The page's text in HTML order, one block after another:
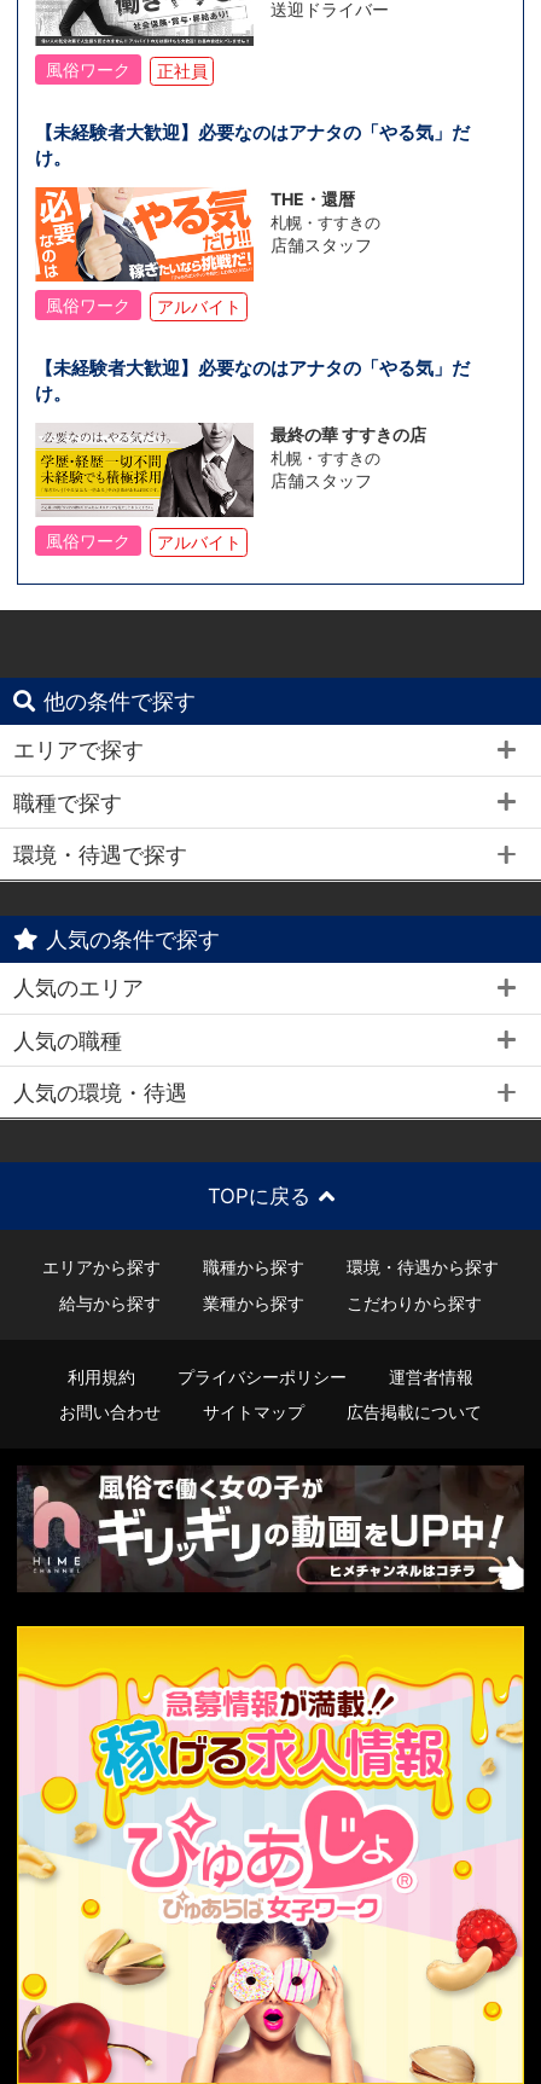
送迎ドライバー
風俗ワーク 正社員
【未経験者大歓迎】必要なのはアナタの「やる気」だ
け。
THE・還暦
札幌・すすきの
店舗スタッフ
風俗ワーク アルバイト
【未経験者大歓迎】必要なのはアナタの「やる気」だ
け。
最終の華 すすきの店
札幌・すすきの
店舗スタッフ
風俗ワーク アルバイト
他の条件で探す
エリアで探す
職種で探す
環境・待遇で探す
人気の条件で探す
人気のエリア
人気の職種
人気の環境・待遇
TOPに戻る
エリアから探す 職種から探す
環境・待遇から探す
給与から探す
業種から探す こだわりから探す
利用規約 プライバシーポリシー
運営者情報
お問い合わせ
サイトマップ 広告掲載について